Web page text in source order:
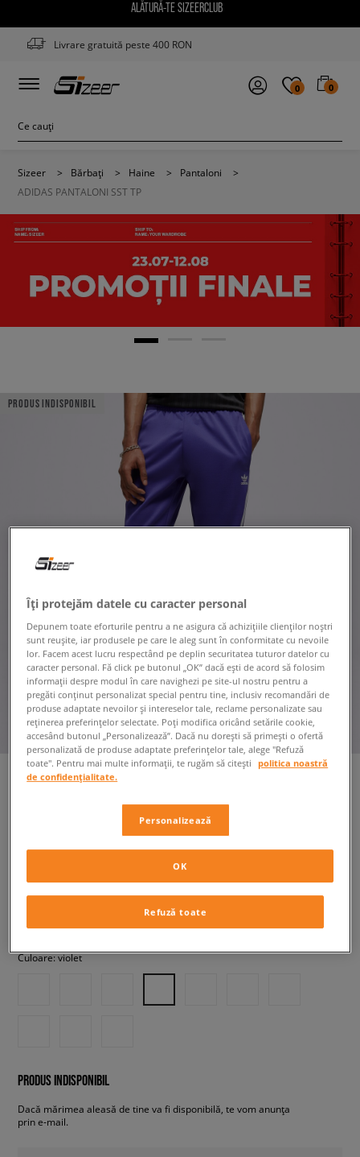
ALĂTURĂ-TE SIZEERCLUB
Livrare gratuită peste 400 RON
0 0
Sizeer > Bărbați > Haine > Pantaloni
>
ADIDAS PANTALONI SST TP
PRODUS INDISPONIBIL
ADIDAS PANTALONI SST TP
189,99 RON cu TVA
SIZEERCLUB
Culoare:violet
PRODUS INDISPONIBIL
Dacă mărimea aleasă de tine va fi disponibilă, te vom anunța
prin e-mail.
Îți protejăm datele cu caracter personal
Depunem toate eforturile pentru a ne asigura că achizițiile clienților noștri
sunt reușite, iar produsele pe care le aleg sunt în conformitate cu nevoile
lor. Facem acest lucru respectând pe deplin securitatea tuturor datelor cu
caracter personal. Fă click pe butonul „OK” dacă ești de acord să folosim
informații despre modul în care navighezi pe site-ul nostru pentru a
pregăti conținut personalizat special pentru tine, inclusiv recomandări de
produse adaptate nevoilor și intereselor tale, reclame personalizate sau
reținerea preferințelor selectate. Poți modifica oricând setările cookie,
accesând butonul „Personalizează”. Dacă nu dorești să primești o ofertă
personalizată de produse adaptate preferințelor tale, alege "Refuză
toate". Pentru mai multe informații, te rugăm să citești
politica noastră
de confidențialitate.
Personalizează
Refuză toate
OK